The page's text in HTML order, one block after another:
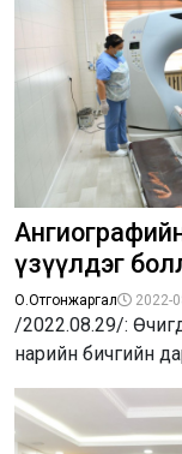
үзүүлдэг
О.Отгонжаргал 2022-
/2022.08.29/:
нарийн бичгийн